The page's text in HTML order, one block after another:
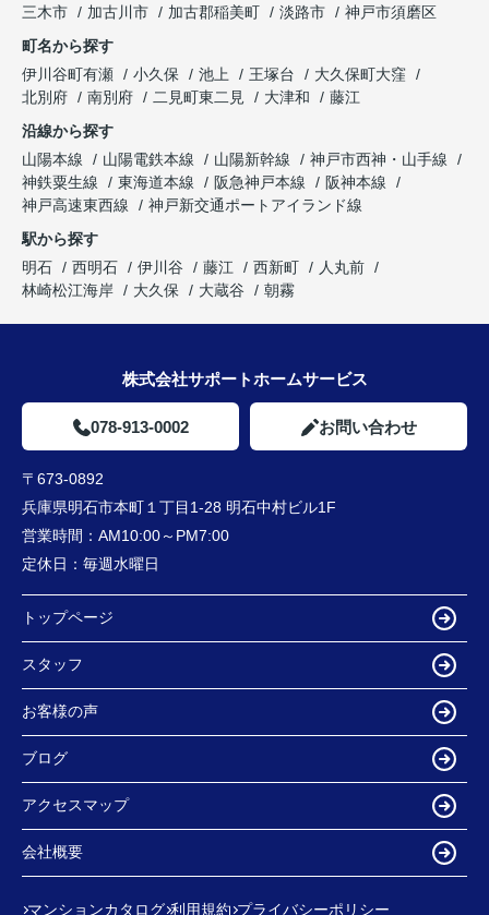
三木市
加古川市 加古郡稲美町 淡路市
神戸市須磨区
町名から探す
伊川谷町有瀬
小久保 池上 王塚台
大久保町大窪
北別府
南別府 二見町東二見 大津和
藤江
沿線から探す
山陽本線
山陽電鉄本線 山陽新幹線
神戸市西神・山手線
神鉄粟生線
東海道本線 阪急神戸本線
阪神本線
神戸高速東西線
神戸新交通ポートアイランド線
駅から探す
明石
西明石 伊川谷 藤江 西新町
人丸前
林崎松江海岸
大久保 大蔵谷 朝霧
株式会社サポートホームサービス
078-913-0002 お問い合わせ
〒673-0892
兵庫県明石市本町１丁目1-28 明石中村ビル1F
営業時間： AM10:00～PM7:00
定休日： 毎週水曜日
トップページ
スタッフ
お客様の声
ブログ
アクセスマップ
会社概要
マンションカタログ 利用規約 プライバシーポリシー